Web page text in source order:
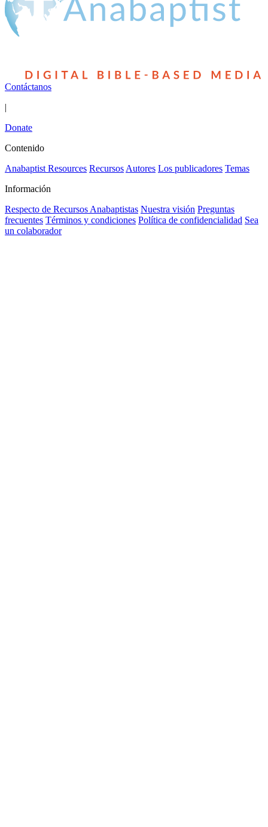
Contáctanos
|
Donate
Contenido
Anabaptist Resources Recursos Autores Los publicadores Temas
Información
Respecto de Recursos Anabaptistas Nuestra visión Preguntas
frecuentes Términos y condiciones Política de confidencialidad Sea
un colaborador